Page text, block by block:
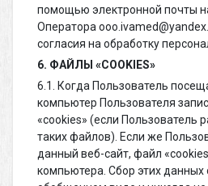
помощью электронной почты
Оператора
согласия на обработку
6. ФАЙЛЫ «COOKIES»
6.1. Когда Пользователь
компьютер Пользователя
«cookies» (если Пользователь
таких файлов). Если же
данный веб-сайт, файл
компьютера. Сбор этих данных